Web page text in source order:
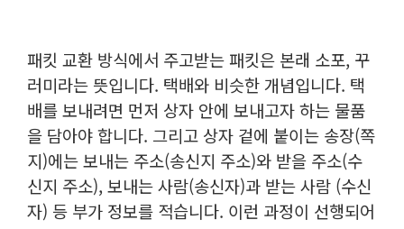
패킷 교환 방식에서 주고받는 패킷은 본래 소포, 꾸
러미라는 뜻입니다. 택배와 비슷한 개념입니다. 택
배를 보내려면 먼저 상자 안에 보내고자 하는 물품
을 담아야 합니다. 그리고 상자 겉에 붙이는 송장(쪽
지)에는 보내는 주소(송신지 주소)와 받을 주소(수
신지 주소), 보내는 사람(송신자)과 받는 사람 (수신
자) 등 부가 정보를 적습니다. 이런 과정이 선행되어